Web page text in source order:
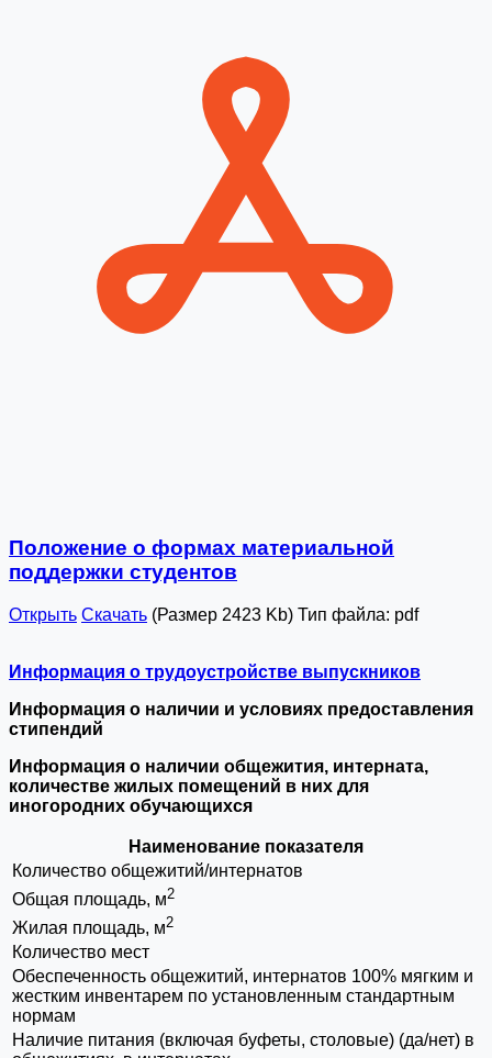
Положение о формах материальной
поддержки студентов
Открыть Скачать (Размер 2423 Kb) Тип файла: pdf
Информация о трудоустройстве выпускников
Информация о наличии и условиях предоставления
стипендий
Информация о наличии общежития, интерната,
количестве жилых помещений в них для
иногородних обучающихся
Наименование показателя
Количество общежитий/интернатов
Общая площадь, м2
Жилая площадь, м2
Количество мест
Обеспеченность общежитий, интернатов 100% мягким и
жестким инвентарем по установленным стандартным
нормам
Наличие питания (включая буфеты, столовые) (да/нет) в